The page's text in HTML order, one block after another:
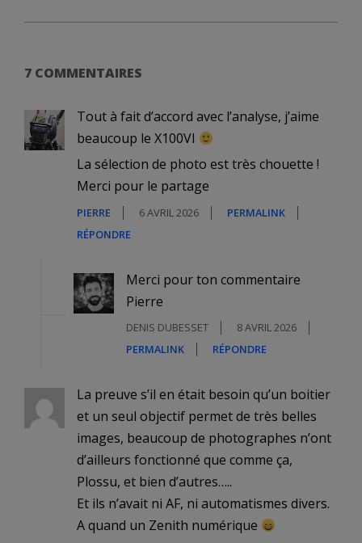
7 COMMENTAIRES
Tout à fait d’accord avec l’analyse, j’aime
beaucoup le X100VI
La sélection de photo est très chouette !
Merci pour le partage
PIERRE 6 AVRIL 2026
PERMALINK
RÉPONDRE
Merci pour ton commentaire
Pierre
DENIS DUBESSET
8 AVRIL 2026
PERMALINK
RÉPONDRE
La preuve s’il en était besoin qu’un boitier
et un seul objectif permet de très belles
images, beaucoup de photographes n’ont
d’ailleurs fonctionné que comme ça,
Plossu, et bien d’autres…..
Et ils n’avait ni AF, ni automatismes divers.
A quand un Zenith numérique